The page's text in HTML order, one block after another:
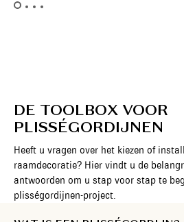
DE TOOLBOX VOOR
PLISSÉGORDIJNEN
Heeft u vragen over het kiezen of
raamdecoratie? Hier vindt u de
antwoorden om u stap voor stap te
plisségordijnen-project.